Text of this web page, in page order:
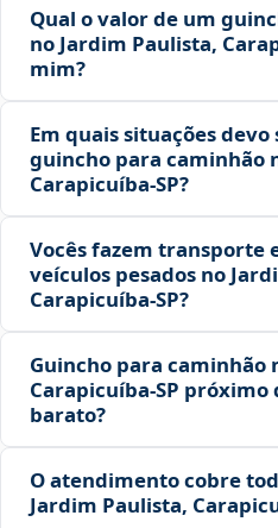
Qual o valor de um
no Jardim Paulista,
mim?
Em quais situações
guincho para caminhão
Carapicuíba‑SP?
Vocês fazem transporte
veículos pesados no
Carapicuíba‑SP?
Guincho para caminhão
Carapicuíba‑SP
barato?
O atendimento cobre
Jardim Paulista,